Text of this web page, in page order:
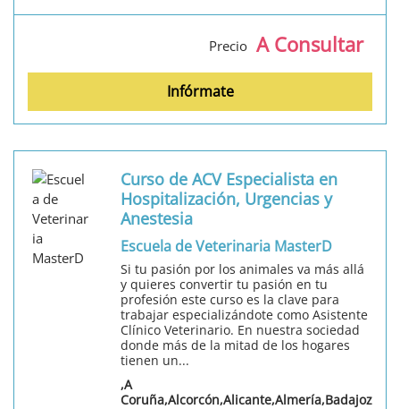
Precio A Consultar
Infórmate
Curso de ACV Especialista en
Hospitalización, Urgencias y
Anestesia
Escuela de Veterinaria MasterD
Si tu pasión por los animales va más allá
y quieres convertir tu pasión en tu
profesión este curso es la clave para
trabajar especializándote como Asistente
Clínico Veterinario. En nuestra sociedad
donde más de la mitad de los hogares
tienen un...
,A
Coruña,Alcorcón,Alicante,Almería,Badajoz